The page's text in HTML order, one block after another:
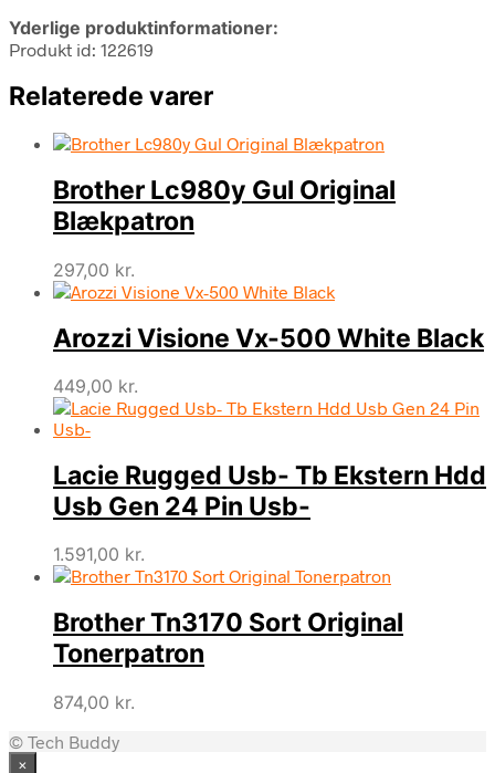
Yderlige produktinformationer:
Produkt id: 122619
Relaterede varer
Brother Lc980y Gul Original
Blækpatron
297,00 kr.
Arozzi Visione Vx-500 White Black
449,00 kr.
Lacie Rugged Usb- Tb Ekstern Hdd
Usb Gen 24 Pin Usb-
1.591,00 kr.
Brother Tn3170 Sort Original
Tonerpatron
874,00 kr.
© Tech Buddy
×